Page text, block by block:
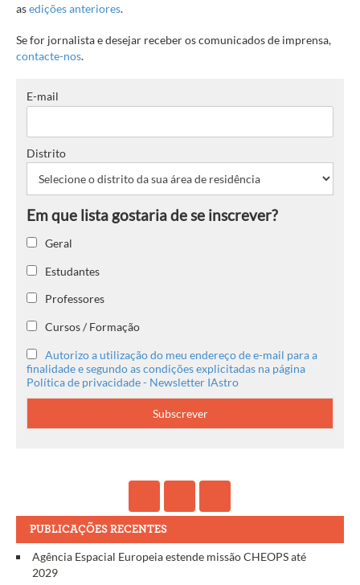
asedições anteriores.
Se for jornalista e desejar receber os comunicados de imprensa,
contacte-nos.
E-mail
Distrito
Geral
Estudantes
Professores
Cursos / Formação
Autorizo a utilização do meu endereço de e-mail para a
finalidade e segundo as condições explicitadas na página
Política de privacidade - Newsletter IAstro
PUBLICAÇÕES RECENTES
Agência Espacial Europeia estende missão CHEOPS até
2029